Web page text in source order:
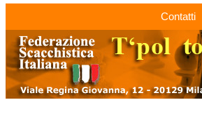
Contatti